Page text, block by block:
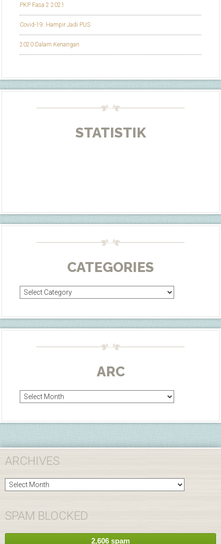
PKP Fasa 2 2021
Covid-19: Hampir Jadi PUS
2020 Dalam Kenangan
STATISTIK
CATEGORIES
Categories
ARC
Arc
ARCHIVES
Archives
SPAM BLOCKED
2,606 spam